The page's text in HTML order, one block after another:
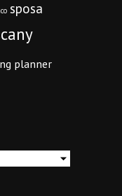
sposa
planner